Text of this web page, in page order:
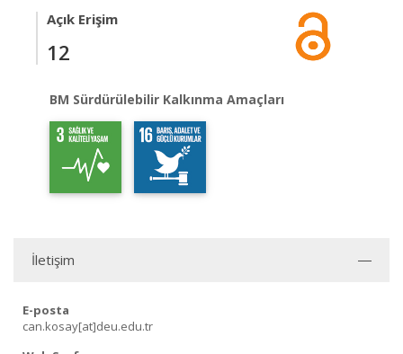
Açık Erişim
12
BM Sürdürülebilir Kalkınma Amaçları
İletişim
E-posta
can.kosay[at]deu.edu.tr